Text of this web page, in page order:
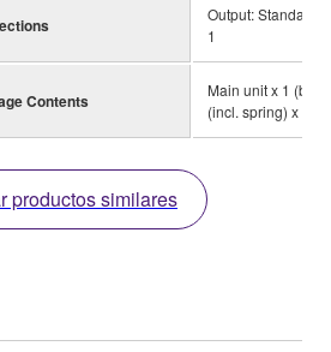
Output: Standard
1
Contents
Main unit x 1
(incl. spring) x 2,
productos similares